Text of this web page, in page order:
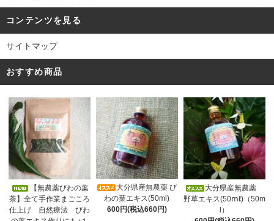
コンテンツを見る
サイトマップ
おすすめ商品
【無農薬びわの葉
茶】全て手作業まごころ
仕上げ 自然療法 びわ
大分県産無農薬 び
わの葉エキス(50ml)
600円(税込660円)
大分県産無農薬
野草エキス(50ⅿℓ)（50m
l）